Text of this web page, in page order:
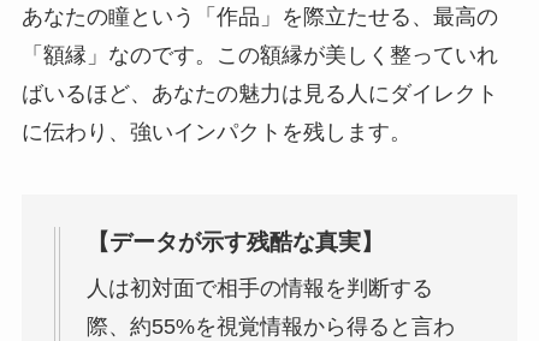
あなたの瞳という「作品」を際立たせる、最高の
「額縁」なのです。この額縁が美しく整っていれ
ばいるほど、あなたの魅力は見る人にダイレクト
に伝わり、強いインパクトを残します。
【データが示す残酷な真実】
人は初対面で相手の情報を判断する
際、約55%を視覚情報から得ると言わ